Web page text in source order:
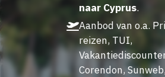
naar Cyprus.
Aanbod van o.a.
reizen, TUI,
Corendon,